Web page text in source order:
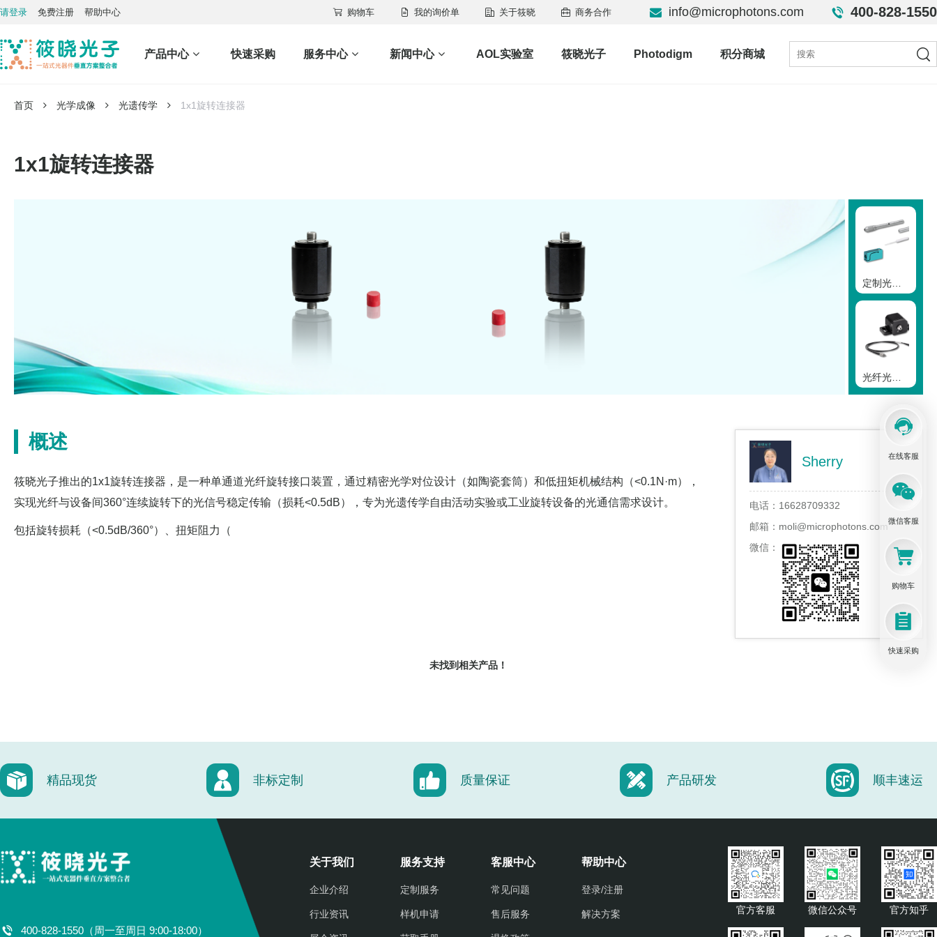
请登录 免费注册 帮助中心 购物车 我的询价单 关于筱晓 商务合作 info@microphotons.com 400-828-1550
产品中心 快速采购 服务中心 新闻中心 AOL实验室 筱晓光子 Photodigm 积分商城
在线客服
微信客服
购物车
快速采购
首页 光学成像 光遗传学 1x1旋转连接器
1x1旋转连接器
定制光遗传学解决方案
光纤光度测定概述
针头植入引导头
旋转连接光纤跳线
概述
筱晓光子推出的1x1旋转连接器，是一种单通道光纤旋转接口装置，通过精密光学对位设计（如陶瓷套筒）和低扭矩机械结构（<0.1N·m），
实现光纤与设备间360°连续旋转下的光信号稳定传输（损耗<0.5dB），专为光遗传学自由活动实验或工业旋转设备的光通信需求设计。
包括旋转损耗（<0.5dB/360°）、扭矩阻力（
Sherry
电话： 16628709332
邮箱： moli@microphotons.com
微信：
未找到相关产品！
精品现货 非标定制 质量保证 产品研发 顺丰速运
400-828-1550（周一至周日 9:00-18:00）
关于我们
企业介绍
行业资讯
服务支持
定制服务
样机申请
客服中心
常见问题
售后服务
帮助中心
登录/注册
解决方案 官方客服 微信公众号 官方知乎